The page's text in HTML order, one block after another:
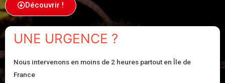
Découvrir !
UNE URGENCE ?
Nous intervenons en moins de 2 heures partout en Île de
France